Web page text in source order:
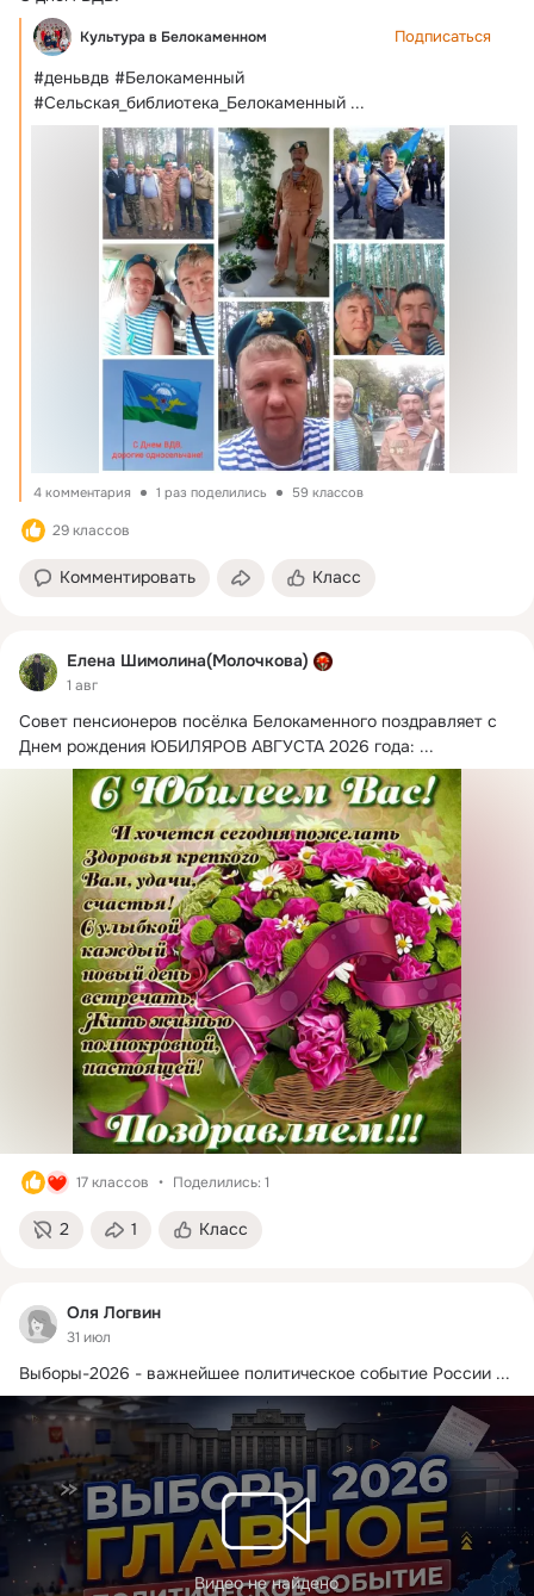
Культура в Белокаменном Подписаться
#деньвдв #Белокаменный
#Сельская_библиотека_Белокаменный ...
4 комментария 1 раз поделились 59 классов
29 классов
Комментировать Класс
Елена Шимолина(Молочкова)
1 авг
Совет пенсионеров посёлка Белокаменного поздравляет с
Днем рождения ЮБИЛЯРОВ АВГУСТА 2026 года: ...
17 классов Поделились: 1
2 1 Класс
Оля Логвин
31 июл
Выборы-2026 - важнейшее политическое событие России ...
Видео не найдено